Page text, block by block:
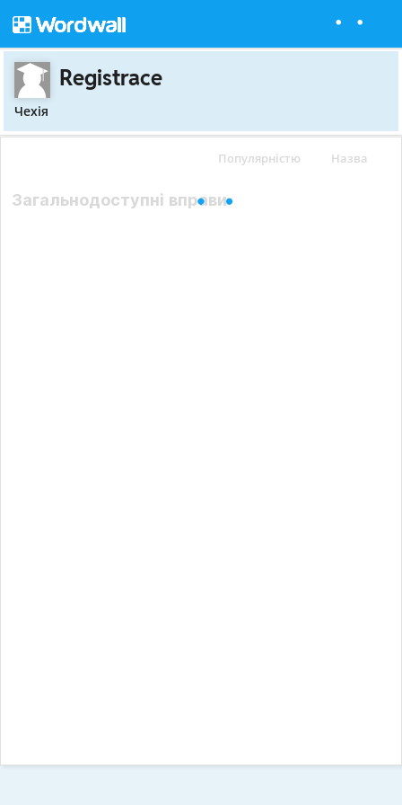
Registrace
Чехія
Популярністю Назва
Загальнодоступні вправи